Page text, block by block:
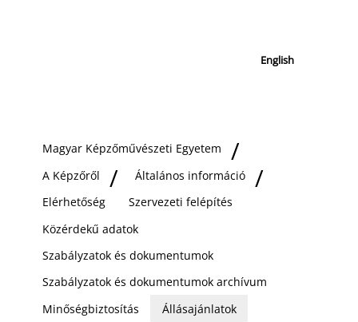
English
Magyar Képzőművészeti Egyetem
A Képzőről
Általános információ
Elérhetőség
Szervezeti felépítés
Közérdekű adatok
Szabályzatok és dokumentumok
Szabályzatok és dokumentumok archívum
Minőségbiztosítás
Állásajánlatok